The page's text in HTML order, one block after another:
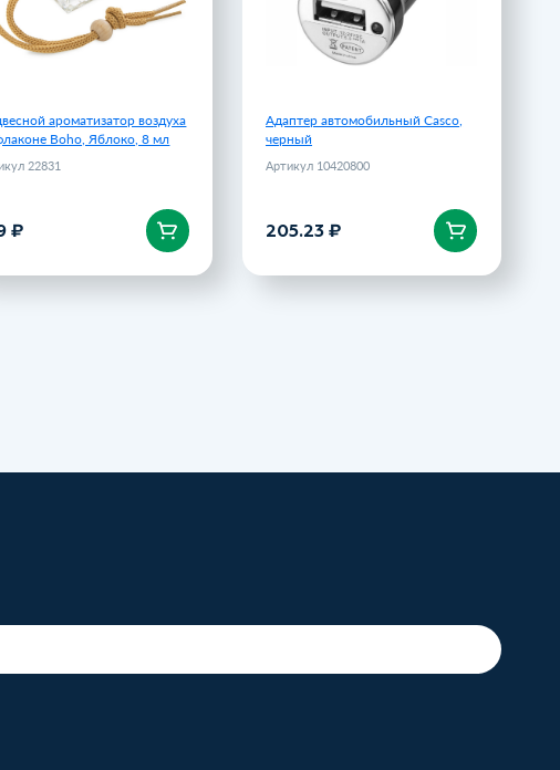
ароматизатор воздуха
Boho, Яблоко, 8 мл
22831
₽
Адаптер автомобильный Casco,
черный
Артикул 10420800
205.23 ₽В корзину